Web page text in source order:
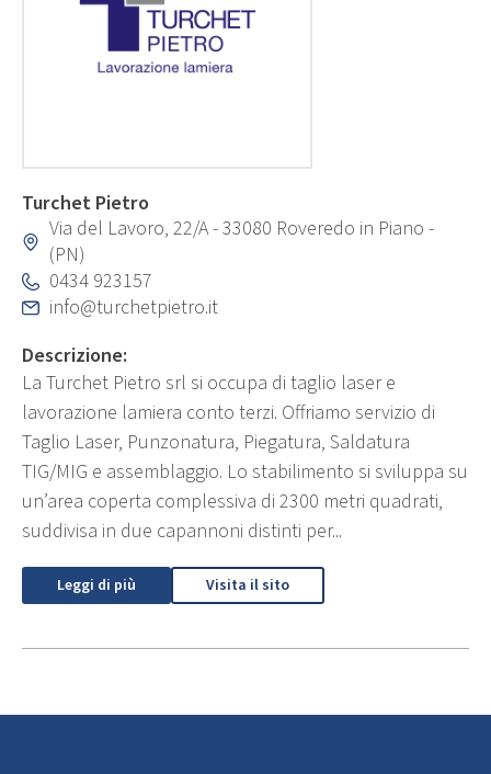
Turchet Pietro
Via del Lavoro, 22/A - 33080 Roveredo in Piano -
(PN)
0434 923157
info@turchetpietro.it
Descrizione:
La Turchet Pietro srl si occupa di taglio laser e
lavorazione lamiera conto terzi. Offriamo servizio di
Taglio Laser, Punzonatura, Piegatura, Saldatura
TIG/MIG e assemblaggio. Lo stabilimento si sviluppa su
un’area coperta complessiva di 2300 metri quadrati,
suddivisa in due capannoni distinti per...
Leggi di più Visita il sito